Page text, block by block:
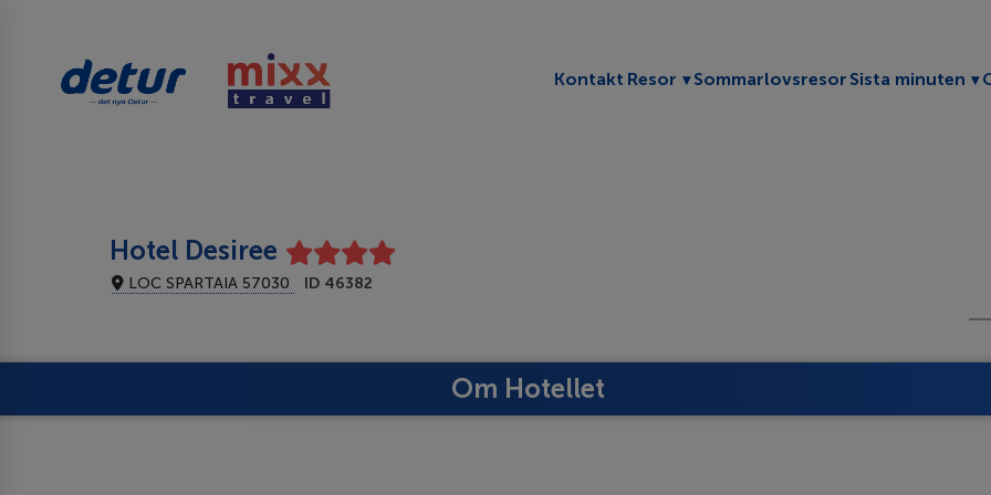
Kontakt Resor Toggle submenu
Sommarlovsresor Sista minuten
Hotel Desiree
LOC SPARTAIA 57030 ID 46382
Om Hotellet